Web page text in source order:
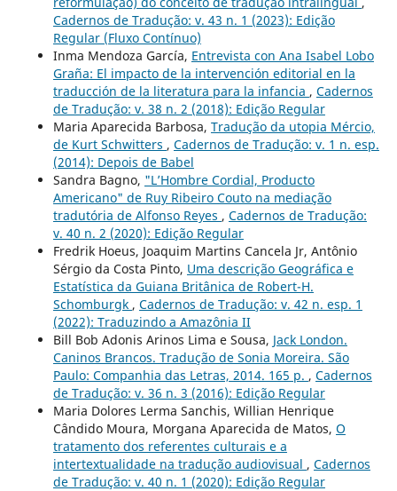
Cadernos de Tradução: v. 43 n. 1 (2023): Edição
Regular (Fluxo Contínuo)
Inma Mendoza García, Entrevista con Ana Isabel Lobo
Graña: El impacto de la intervención editorial en la
traducción de la literatura para la infancia , Cadernos
de Tradução: v. 38 n. 2 (2018): Edição Regular
Maria Aparecida Barbosa, Tradução da utopia Mércio,
de Kurt Schwitters , Cadernos de Tradução: v. 1 n. esp.
(2014): Depois de Babel
Sandra Bagno, "L’Hombre Cordial, Producto
Americano" de Ruy Ribeiro Couto na mediação
tradutória de Alfonso Reyes , Cadernos de Tradução:
v. 40 n. 2 (2020): Edição Regular
Fredrik Hoeus, Joaquim Martins Cancela Jr, Antônio
Sérgio da Costa Pinto, Uma descrição Geográfica e
Estatística da Guiana Britânica de Robert-H.
Schomburgk , Cadernos de Tradução: v. 42 n. esp. 1
(2022): Traduzindo a Amazônia II
Bill Bob Adonis Arinos Lima e Sousa, Jack London.
Caninos Brancos. Tradução de Sonia Moreira. São
Paulo: Companhia das Letras, 2014. 165 p. , Cadernos
de Tradução: v. 36 n. 3 (2016): Edição Regular
Maria Dolores Lerma Sanchis, Willian Henrique
Cândido Moura, Morgana Aparecida de Matos, O
tratamento dos referentes culturais e a
intertextualidade na tradução audiovisual , Cadernos
de Tradução: v. 40 n. 1 (2020): Edição Regular